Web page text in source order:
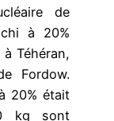
de
à 20%
Téhéran,
Fordow.
20% était
kg sont